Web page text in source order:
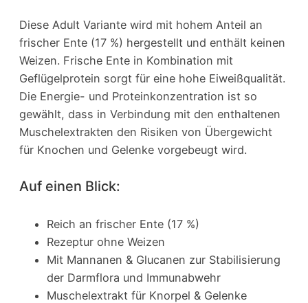
Diese Adult Variante wird mit hohem Anteil an
frischer Ente (17 %) hergestellt und enthält keinen
Weizen. Frische Ente in Kombination mit
Geflügelprotein sorgt für eine hohe Eiweißqualität.
Die Energie- und Proteinkonzentration ist so
gewählt, dass in Verbindung mit den enthaltenen
Muschelextrakten den Risiken von Übergewicht
für Knochen und Gelenke vorgebeugt wird.
Auf einen Blick:
Reich an frischer Ente (17 %)
Rezeptur ohne Weizen
Mit Mannanen & Glucanen zur Stabilisierung
der Darmflora und Immunabwehr
Muschelextrakt für Knorpel & Gelenke